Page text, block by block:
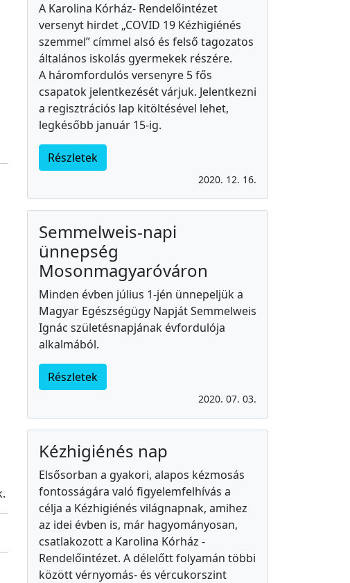
A Karolina Kórház- Rendelőintézet
versenyt hirdet „COVID 19 Kézhigiénés
szemmel” címmel alsó és felső tagozatos
általános iskolás gyermekek részére.
A háromfordulós versenyre 5 fős
csapatok jelentkezését várjuk. Jelentkezni
a regisztrációs lap kitöltésével lehet,
legkésőbb január 15-ig.
Részletek
2020. 12. 16.
Semmelweis-napi
ünnepség
Mosonmagyaróváron
Minden évben július 1-jén ünnepeljük a
Magyar Egészségügy Napját Semmelweis
Ignác születésnapjának évfordulója
alkalmából.
Részletek
2020. 07. 03.
Kézhigiénés nap
Elsősorban a gyakori, alapos kézmosás
fontosságára való figyelemfelhívás a
célja a Kézhigiénés világnapnak, amihez
az idei évben is, már hagyományosan,
csatlakozott a Karolina Kórház -
Rendelőintézet. A délelőtt folyamán többi
között vérnyomás- és vércukorszint